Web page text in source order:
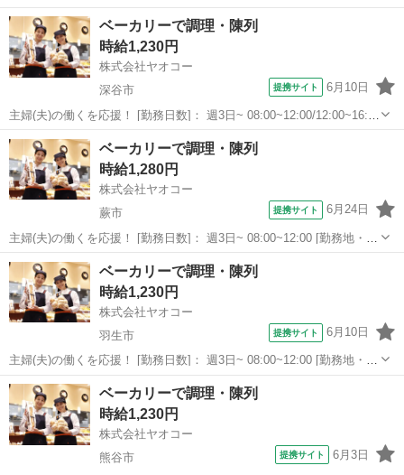
100円 ★賞与年2回あり ■アルバイトさん 週3日～OK 時給1,141円～
★19時以降＋100円 ★日・祝日＋150円 ■埼玉県越谷市...
埼玉 越谷市
ベーカリーで調理・陳列
時給1,230円
株式会社ヤオコー
深谷市
提携サイト 6月10日
主婦(夫)の働くを応援！ [勤務日数]： 週3日~ 08:00~12:00/12:00~16:00
[勤務地・最寄駅]： 埼玉県深谷市大字上野台3028-1 ヤオコー 深谷上
野台店 ＜株式会社ヤオコー＞ 深谷駅徒歩12...
埼玉 深谷市
ベーカリーで調理・陳列
時給1,280円
株式会社ヤオコー
蕨市
提携サイト 6月24日
主婦(夫)の働くを応援！ [勤務日数]： 週3日~ 08:00~12:00 [勤務地・最
寄駅]： 埼玉県蕨市南町1丁目5番15 ヤオコー 蕨南町店 ＜株式会社
ヤオコー＞ 蕨駅徒歩10分 [職種名]：ベーカリースタッフ...
埼玉 蕨市
ベーカリーで調理・陳列
時給1,230円
株式会社ヤオコー
羽生市
提携サイト 6月10日
主婦(夫)の働くを応援！ [勤務日数]： 週3日~ 08:00~12:00 [勤務地・最
寄駅]： 埼玉県羽生市南4-255 ヤオコー 羽生店 ＜株式会社ヤオコー
埼玉 羽生市 パン
ベーカリーで調理・陳列
時給1,230円
株式会社ヤオコー
熊谷市
提携サイト 6月3日